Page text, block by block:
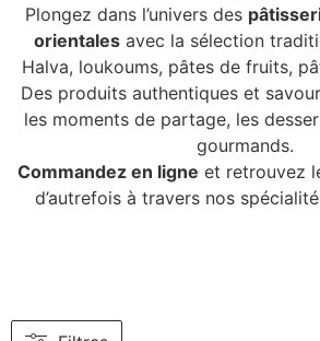
Plongez dans l’univers des
orientales avec la sélection
Halva, loukoums, pâtes de fruits,
Des produits authentiques et
les moments de partage, les
gourmands.
Commandez en ligne et retrouvez
d’autrefois à travers nos